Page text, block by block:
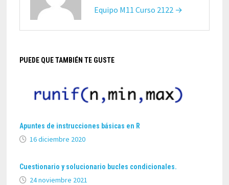
Equipo M11 Curso 2122 →
PUEDE QUE TAMBIÉN TE GUSTE
Apuntes de instrucciones básicas en R
16 diciembre 2020
Cuestionario y solucionario bucles condicionales.
24 noviembre 2021